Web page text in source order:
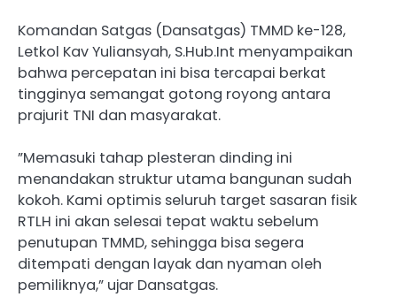
Komandan Satgas (Dansatgas) TMMD ke-128,
Letkol Kav Yuliansyah, S.Hub.Int menyampaikan
bahwa percepatan ini bisa tercapai berkat
tingginya semangat gotong royong antara
prajurit TNI dan masyarakat.
​”Memasuki tahap plesteran dinding ini
menandakan struktur utama bangunan sudah
kokoh. Kami optimis seluruh target sasaran fisik
RTLH ini akan selesai tepat waktu sebelum
penutupan TMMD, sehingga bisa segera
ditempati dengan layak dan nyaman oleh
pemiliknya,” ujar Dansatgas.